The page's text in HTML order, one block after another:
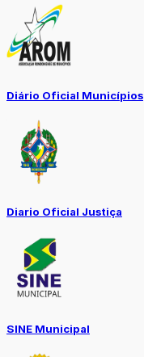
Diário Oficial Municípios
Diario Oficial Justiça
SINE Municipal